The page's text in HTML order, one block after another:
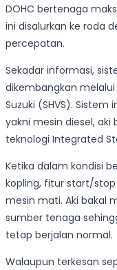
DOHC bertenaga
ini disalurkan ke roda
percepatan.
Sekadar informasi,
dikembangkan
Suzuki (SHVS).
yakni mesin diesel, aki
teknologi Integrated
Ketika dalam kondisi
kopling, fitur start/
mesin mati. Aki bakal
sumber tenaga
tetap berjalan normal.
Walaupun terkesan